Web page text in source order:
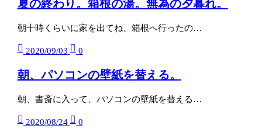
夏の終わり。箱根の湯。無為の夕暮れ。
朝十時くらいに家を出てね、箱根へ行ったの…
2020/09/03 0
朝、パソコンの壁紙を替える。
朝、書斎に入って、パソコンの壁紙を替える…
2020/08/24 0